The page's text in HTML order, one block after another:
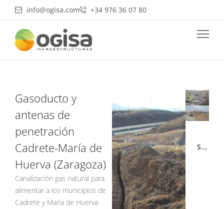
al
contenido
info@ogisa.com +34 976 36 07 80
Gasoducto y
antenas de
penetración
Cadrete-María de
Huerva (Zaragoza)
Canalización gas natural para
alimentar a los municipios de
Cadrete y María de Huerva
SIGUIENTE →